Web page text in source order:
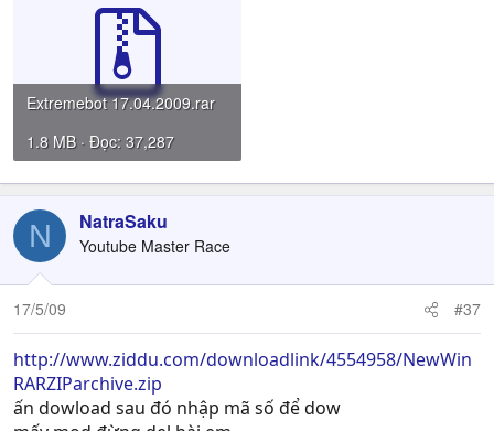
Extremebot 17.04.2009.rar
1.8 MB · Đọc: 37,287
N NatraSaku
Youtube Master Race
17/5/09 #37
http://www.ziddu.com/downloadlink/4554958/NewWin
RARZIParchive.zip
ấn dowload sau đó nhập mã số để dow